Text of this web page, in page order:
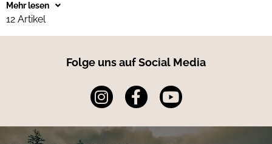
Mehr lesen
12 Artikel
Folge uns auf Social Media